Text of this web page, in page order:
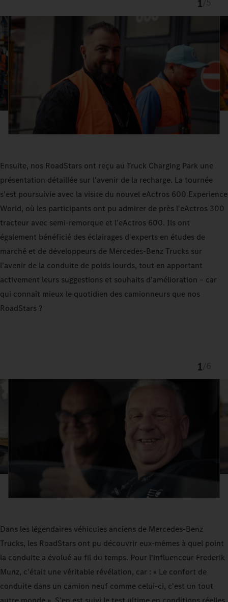
1
Ensuite, nos RoadStars ont reçu au Truck Charging Park une
présentation détaillée sur l'avenir de la recharge. La tournée
s'est poursuivie avec la visite du nouvel eActros 600 Experience
World, où les participants ont pu admirer de près l'eActros 300
tracteur avec semi-remorque et l'eActros 600. Ils ont
également bénéficié des éclairages d'experts en études de
marché et de développeurs de Mercedes-Benz Trucks sur
l'avenir de la conduite de poids lourds, tout en apportant
activement leurs suggestions et souhaits d'amélioration – car
qui connaît mieux le quotidien des camionneurs que nos
RoadStars ?
1
Dans les légendaires véhicules anciens de Mercedes-Benz
Trucks, les RoadStars ont pu découvrir eux-mêmes à quel point
la conduite a évolué au fil du temps. Pour l'influenceur Frederik
Munz, c'était une véritable révélation, car : « Le confort de
conduite dans un camion neuf comme celui-ci, c'est un tout